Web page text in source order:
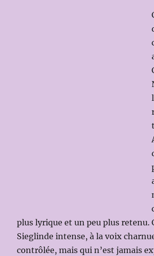
plus lyrique et un peu plus retenu.
Sieglinde intense, à la voix
contrôlée, mais qui n’est jamais